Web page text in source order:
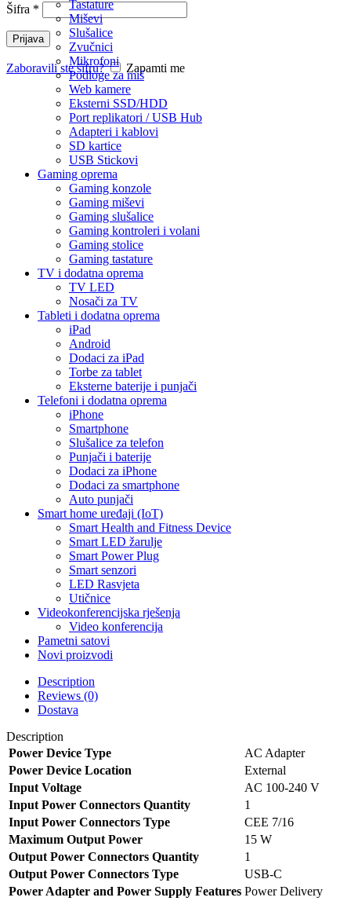
Šifra *
Prijava
Zaboravili ste šifru? Zapamti me
Tastature
Miševi
Slušalice
Zvučnici
Mikrofoni
Podloge za miš
Web kamere
Eksterni SSD/HDD
Port replikatori / USB Hub
Adapteri i kablovi
SD kartice
USB Stickovi
Gaming oprema
Gaming konzole
Gaming miševi
Gaming slušalice
Gaming kontroleri i volani
Gaming stolice
Gaming tastature
TV i dodatna oprema
TV LED
Nosači za TV
Tableti i dodatna oprema
iPad
Android
Dodaci za iPad
Torbe za tablet
Eksterne baterije i punjači
Telefoni i dodatna oprema
iPhone
Smartphone
Slušalice za telefon
Punjači i baterije
Dodaci za iPhone
Dodaci za smartphone
Auto punjači
Smart home uređaji (IoT)
Smart Health and Fitness Device
Smart LED žarulje
Smart Power Plug
Smart senzori
LED Rasvjeta
Utičnice
Videokonferencijska rješenja
Video konferencija
Pametni satovi
Novi proizvodi
Description
Reviews (0)
Dostava
Description
Power Device Type
AC Adapter
Power Device Location
External
Input Voltage
AC 100-240 V
Input Power Connectors Quantity
1
Input Power Connectors Type
CEE 7/16
Maximum Output Power
15 W
Output Power Connectors Quantity
1
Output Power Connectors Type
USB-C
Power Adapter and Power Supply Features Power Delivery